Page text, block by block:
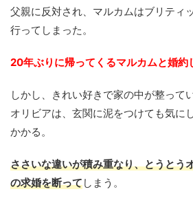
父親に反対され、マルカムはブリティ
行ってしまった。
20年ぶりに帰ってくるマルカムと婚約
しかし、きれい好きで家の中が整って
オリビアは、玄関に泥をつけても気に
かかる。
ささいな違いが積み重なり、とうとう
の求婚を断ってしまう。